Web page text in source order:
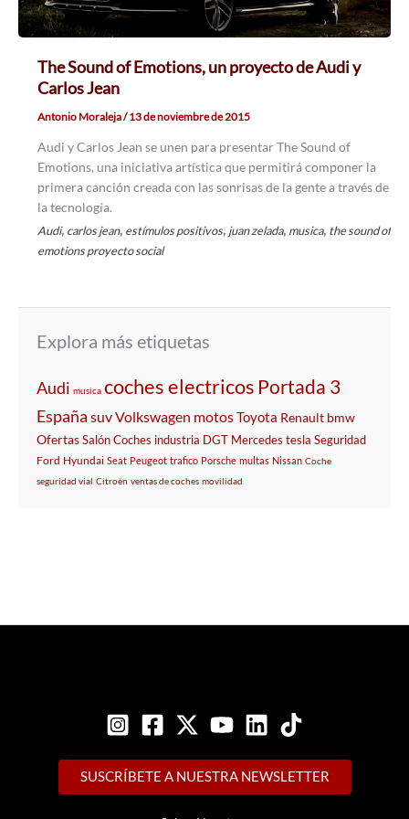
The Sound of Emotions, un proyecto de Audi y
Carlos Jean
Antonio Moraleja/13 de noviembre de 2015
Audi y Carlos Jean se unen para presentar The Sound of
Emotions, una iniciativa artística que permitirá componer la
primera canción creada con las sonrisas de la gente a través de
la tecnología.
Audi, carlos jean, estímulos positivos, juan zelada, musica, the sound of
emotions proyecto social
Explora más etiquetas
Audi musica coches electricos Portada 3
España suvVolkswagen motosToyota Renault bmw
OfertasSalónCoches industria DGT Mercedes tesla Seguridad
Ford Hyundai Seat Peugeot trafico Porsche multas Nissan Coche
seguridad vial Citroën ventas de coches movilidad
SUSCRÍBETE A NUESTRA NEWSLETTER